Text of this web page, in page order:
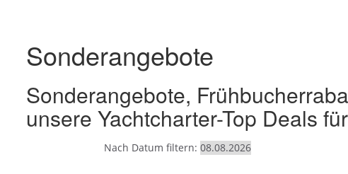
Sonderangebote
Sonderangebote,
unsere Yachtcharter-Top Deals